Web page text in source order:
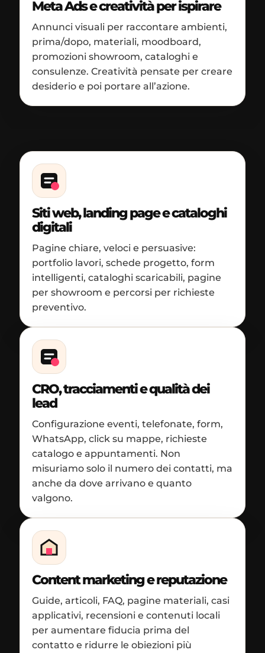
Meta Ads e creatività per ispirare
Annunci visuali per raccontare ambienti,
prima/dopo, materiali, moodboard,
promozioni showroom, cataloghi e
consulenze. Creatività pensate per creare
desiderio e poi portare all’azione.
Siti web, landing page e cataloghi
digitali
Pagine chiare, veloci e persuasive:
portfolio lavori, schede progetto, form
intelligenti, cataloghi scaricabili, pagine
per showroom e percorsi per richieste
preventivo.
CRO, tracciamenti e qualità dei
lead
Configurazione eventi, telefonate, form,
WhatsApp, click su mappe, richieste
catalogo e appuntamenti. Non
misuriamo solo il numero dei contatti, ma
anche da dove arrivano e quanto
valgono.
Content marketing e reputazione
Guide, articoli, FAQ, pagine materiali, casi
applicativi, recensioni e contenuti locali
per aumentare fiducia prima del
contatto e ridurre le obiezioni più